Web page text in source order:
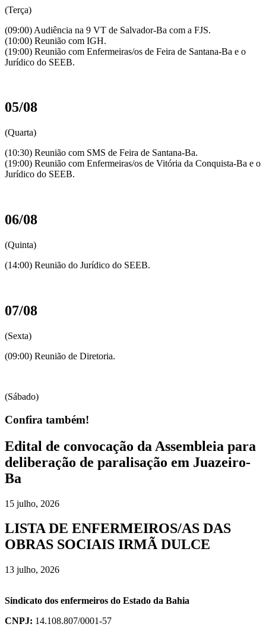
(Terça)
(09:00) Audiência na 9 VT de Salvador-Ba com a FJS.
(10:00) Reunião com IGH.
(19:00) Reunião com Enfermeiras/os de Feira de Santana-Ba e o
Jurídico do SEEB.
05/08
(Quarta)
(10:30) Reunião com SMS de Feira de Santana-Ba.
(19:00) Reunião com Enfermeiras/os de Vitória da Conquista-Ba e o
Jurídico do SEEB.
06/08
(Quinta)
(14:00) Reunião do Jurídico do SEEB.
07/08
(Sexta)
(09:00) Reunião de Diretoria.
(Sábado)
Confira também!
Edital de convocação da Assembleia para
deliberação de paralisação em Juazeiro-
Ba
15 julho, 2026
LISTA DE ENFERMEIROS/AS DAS
OBRAS SOCIAIS IRMÃ DULCE
13 julho, 2026
Sindicato dos enfermeiros do Estado da Bahia
CNPJ: 14.108.807/0001-57